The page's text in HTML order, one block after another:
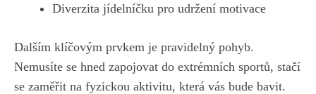
Diverzita jídelníčku pro udržení motivace
Dalším‌ klíčovým prvkem je pravidelný pohyb.
Nemusíte se ⁤hned zapojovat do extrémních sportů, stačí
se ‍zaměřit na fyzickou aktivitu, která vás bude bavit.